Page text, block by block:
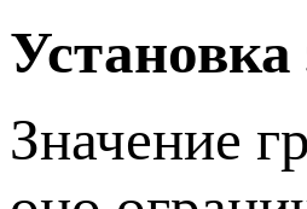
Установка
Значение